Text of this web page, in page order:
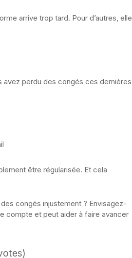
arrive trop tard. Pour d’autres, elle
avez perdu des congés ces dernières
être régularisée. Et cela
congés injustement ? Envisagez-
compte et peut aider à faire avancer